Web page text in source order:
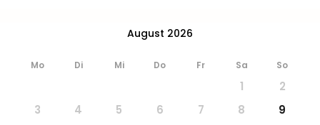
August 2026
Mo Di Mi Do Fr Sa So
1
2
3
4 5 6 7 8
9